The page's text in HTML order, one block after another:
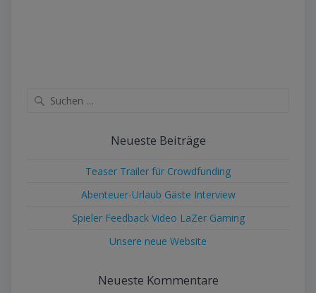
Neueste Beiträge
Teaser Trailer für Crowdfunding
Abenteuer-Urlaub Gäste Interview
Spieler Feedback Video LaZer Gaming
Unsere neue Website
Neueste Kommentare